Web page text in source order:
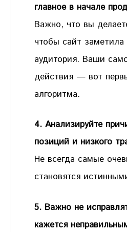
главное в начале
Важно, что вы
чтобы сайт заметила
аудитория. Ваши
действия — вот
алгоритма.
4. Анализируйте
позиций и низкого
Не всегда самые
становятся
5. Важно не
кажется